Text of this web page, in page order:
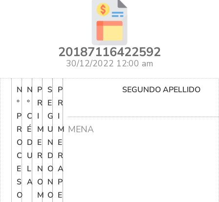
20187116422592
30/12/2022 12:00 am
N
°
P
R
O
C
E
S
O
N
°
C
É
D
U
L
A
P
R
I
M
E
R
N
O
M
S
E
G
U
N
D
O
N
O
P
R
I
M
E
R
A
P
E
SEGUNDO APELLIDO
MENA